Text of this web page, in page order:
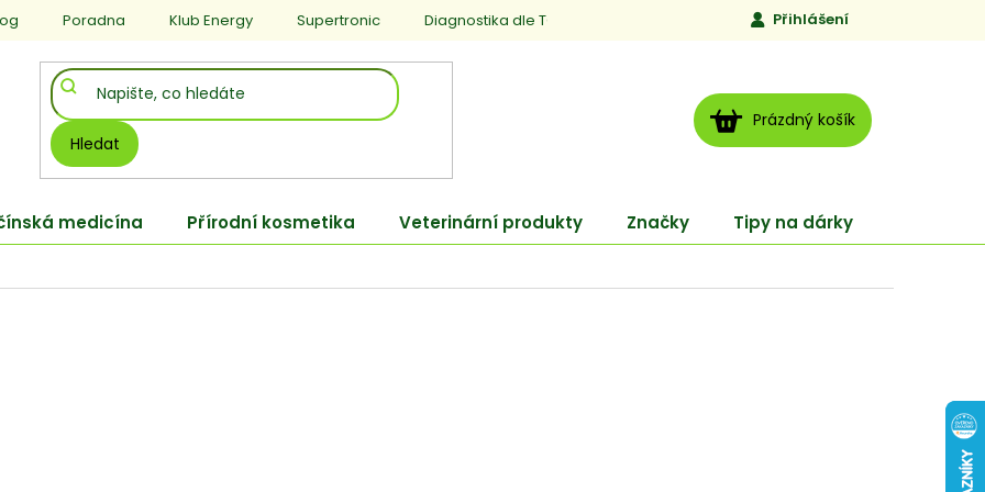
Poradna Klub Energy Supertronic Diagnostika dle TCM Jen to, čemu věříme
Přihlášení
Hledat
NÁKUPNÍ
KOŠÍK
Prázdný košík
medicína Přírodní kosmetika Veterinární produkty Značky Tipy na dárky